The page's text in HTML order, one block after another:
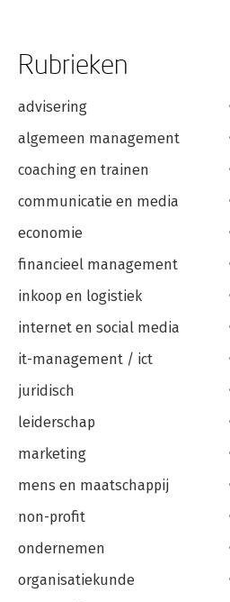
Rubrieken
advisering
algemeen management
coaching en trainen
communicatie en media
economie
financieel management
inkoop en logistiek
internet en social media
it-management / ict
juridisch
leiderschap
marketing
mens en maatschappij
non-profit
ondernemen
organisatiekunde